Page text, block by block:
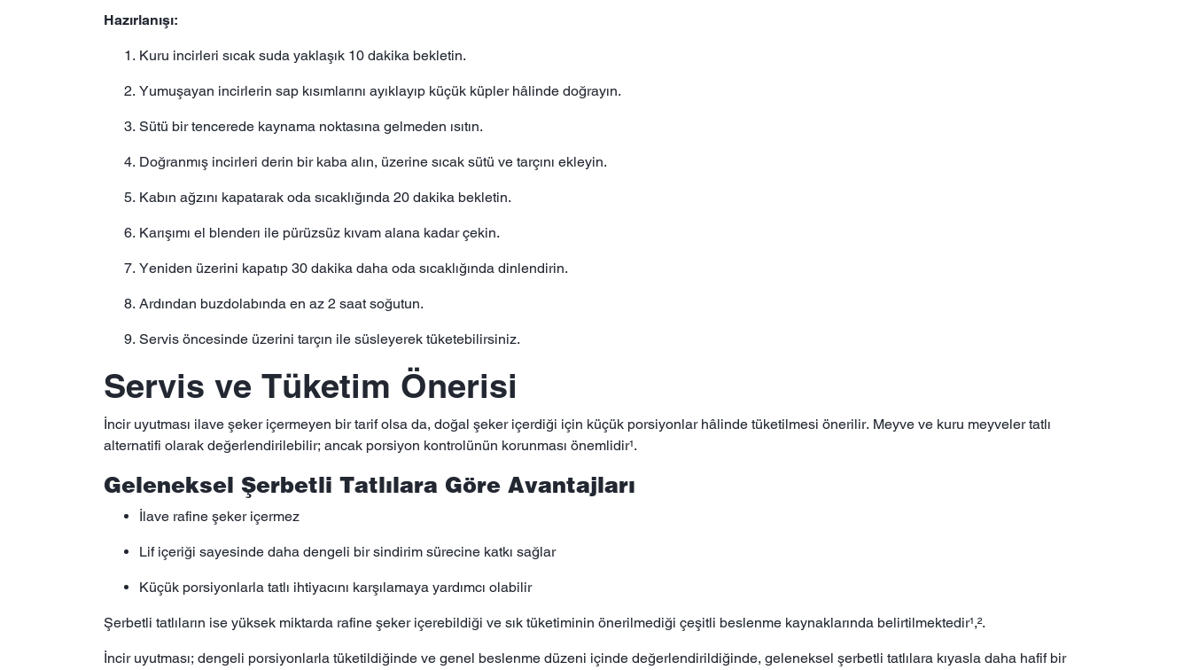
Hazırlanışı:
Kuru incirleri sıcak suda yaklaşık 10 dakika bekletin.
Yumuşayan incirlerin sap kısımlarını ayıklayıp küçük küpler hâlinde doğrayın.
Sütü bir tencerede kaynama noktasına gelmeden ısıtın.
Doğranmış incirleri derin bir kaba alın, üzerine sıcak sütü ve tarçını ekleyin.
Kabın ağzını kapatarak oda sıcaklığında 20 dakika bekletin.
Karışımı el blenderı ile pürüzsüz kıvam alana kadar çekin.
Yeniden üzerini kapatıp 30 dakika daha oda sıcaklığında dinlendirin.
Ardından buzdolabında en az 2 saat soğutun.
Servis öncesinde üzerini tarçın ile süsleyerek tüketebilirsiniz.
Servis ve Tüketim Önerisi
İncir uyutması ilave şeker içermeyen bir tarif olsa da, doğal şeker içerdiği için küçük porsiyonlar hâlinde tüketilmesi önerilir. Meyve ve kuru meyveler tatlı
alternatifi olarak değerlendirilebilir; ancak porsiyon kontrolünün korunması önemlidir¹.
Geleneksel Şerbetli Tatlılara Göre Avantajları
İlave rafine şeker içermez
Lif içeriği sayesinde daha dengeli bir sindirim sürecine katkı sağlar
Küçük porsiyonlarla tatlı ihtiyacını karşılamaya yardımcı olabilir
Şerbetli tatlıların ise yüksek miktarda rafine şeker içerebildiği ve sık tüketiminin önerilmediği çeşitli beslenme kaynaklarında belirtilmektedir¹,².
İncir uyutması; dengeli porsiyonlarla tüketildiğinde ve genel beslenme düzeni içinde değerlendirildiğinde, geleneksel şerbetli tatlılara kıyasla daha hafif bir